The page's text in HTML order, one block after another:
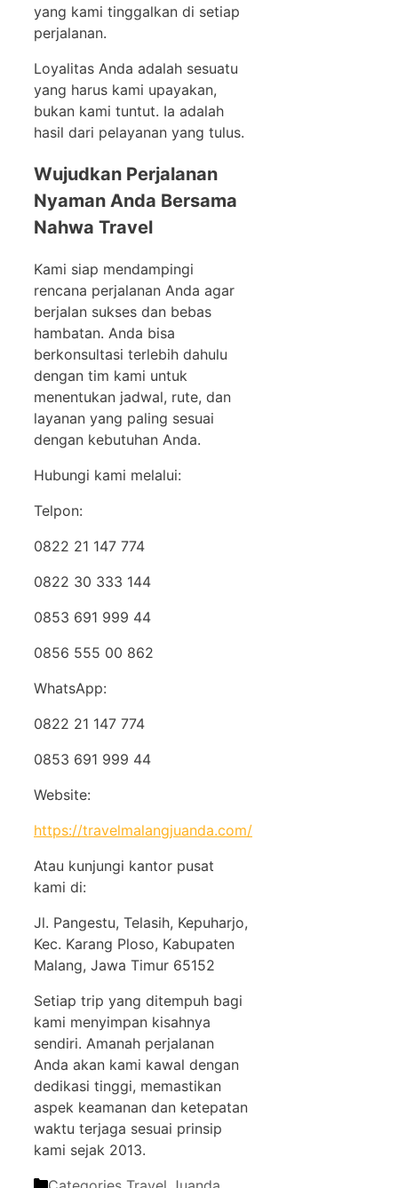
yang kami tinggalkan di setiap
perjalanan.
Loyalitas Anda adalah sesuatu
yang harus kami upayakan,
bukan kami tuntut. Ia adalah
hasil dari pelayanan yang tulus.
Wujudkan Perjalanan
Nyaman Anda Bersama
Nahwa Travel
Kami siap mendampingi
rencana perjalanan Anda agar
berjalan sukses dan bebas
hambatan. Anda bisa
berkonsultasi terlebih dahulu
dengan tim kami untuk
menentukan jadwal, rute, dan
layanan yang paling sesuai
dengan kebutuhan Anda.
Hubungi kami melalui:
Telpon:
0822 21 147 774
0822 30 333 144
0853 691 999 44
0856 555 00 862
WhatsApp:
0822 21 147 774
0853 691 999 44
Website:
https://travelmalangjuanda.com/
Atau kunjungi kantor pusat
kami di:
Jl. Pangestu, Telasih, Kepuharjo,
Kec. Karang Ploso, Kabupaten
Malang, Jawa Timur 65152
Setiap trip yang ditempuh bagi
kami menyimpan kisahnya
sendiri. Amanah perjalanan
Anda akan kami kawal dengan
dedikasi tinggi, memastikan
aspek keamanan dan ketepatan
waktu terjaga sesuai prinsip
kami sejak 2013.